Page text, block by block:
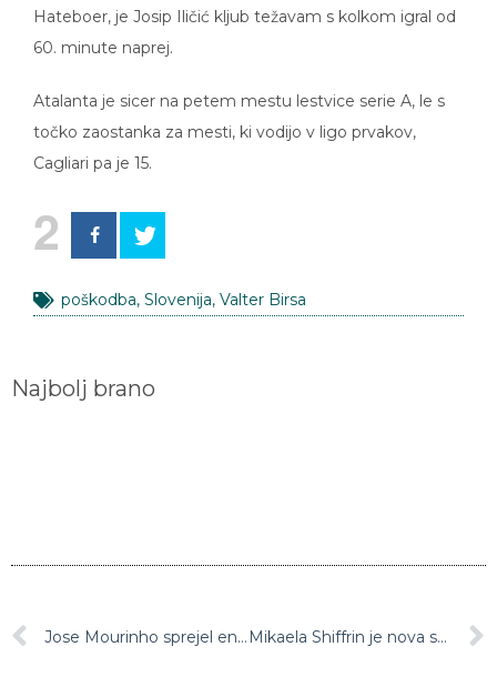
Hateboer, je Josip Iličić kljub težavam s kolkom igral od
60. minute naprej.
Atalanta je sicer na petem mestu lestvice serie A, le s
točko zaostanka za mesti, ki vodijo v ligo prvakov,
Cagliari pa je 15.
2
poškodba, Slovenija, Valter Birsa
Najbolj brano
Jose Mourinho sprejel enoletno zaporno kazen Mikaela Shiffrin je nova svetovna prvakinja v superveleslalomu, Ilka osma